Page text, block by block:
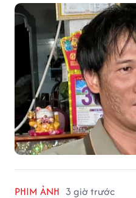
PHIM ẢNH 3 giờ trước